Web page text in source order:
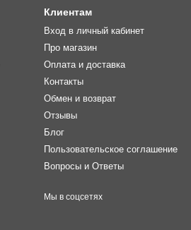
Клиентам
Вход в личный кабинет
Про магазин
Оплата и доставка
Контакты
Обмен и возврат
Отзывы
Блог
Пользовательское соглашение
Вопросы и Ответы
Мы в соцсетях